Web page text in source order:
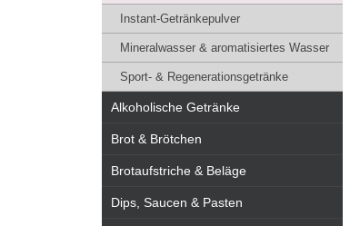
Instant-Getränkepulver
Mineralwasser & aromatisiertes Wasser
Sport- & Regenerationsgetränke
Alkoholische Getränke
Brot & Brötchen
Brotaufstriche & Beläge
Dips, Saucen & Pasten